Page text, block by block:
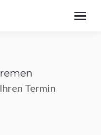
Termin